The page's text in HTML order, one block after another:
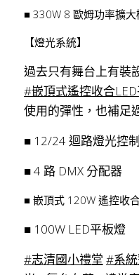
■ 330W 8 歐姆功率擴
【燈光系統】
#嵌頂式遙控收合
使用的彈性，也補足
■ 12/24 迴路燈光控
■ 4 路 DMX 分配器
■ 嵌頂式 120W 遙控收
■ 100W LED平板燈
#志清國小禮堂 #系